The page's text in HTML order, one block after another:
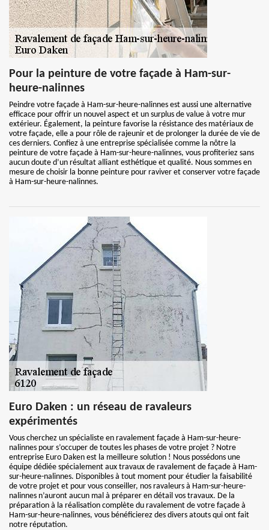
Pour la peinture de votre façade à Ham-sur-
heure-nalinnes
Peindre votre façade à Ham-sur-heure-nalinnes est aussi une alternative
efficace pour offrir un nouvel aspect et un surplus de value à votre mur
extérieur. Également, la peinture favorise la résistance des matériaux de
votre façade, elle a pour rôle de rajeunir et de prolonger la durée de vie de
ces derniers. Confiez à une entreprise spécialisée comme la nôtre la
peinture de votre façade à Ham-sur-heure-nalinnes, vous profiteriez sans
aucun doute d’un résultat alliant esthétique et qualité. Nous sommes en
mesure de choisir la bonne peinture pour raviver et conserver votre façade
à Ham-sur-heure-nalinnes.
Euro Daken : un réseau de ravaleurs
expérimentés
Vous cherchez un spécialiste en ravalement façade à Ham-sur-heure-
nalinnes pour s’occuper de toutes les phases de votre projet ? Notre
entreprise Euro Daken est la meilleure solution ! Nous possédons une
équipe dédiée spécialement aux travaux de ravalement de façade à Ham-
sur-heure-nalinnes. Disponibles à tout moment pour étudier la faisabilité
de votre projet et pour vous conseiller, nos ravaleurs à Ham-sur-heure-
nalinnes n’auront aucun mal à préparer en détail vos travaux. De la
préparation à la réalisation complète du ravalement de votre façade à
Ham-sur-heure-nalinnes, vous bénéficierez des divers atouts qui ont fait
notre réputation.